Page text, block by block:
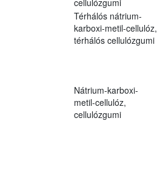
Térhálós nátrium-
karboxi-metil-cellulóz,
térhálós cellulózgumi
Nátrium-karboxi-
metil-cellulóz,
cellulózgumi